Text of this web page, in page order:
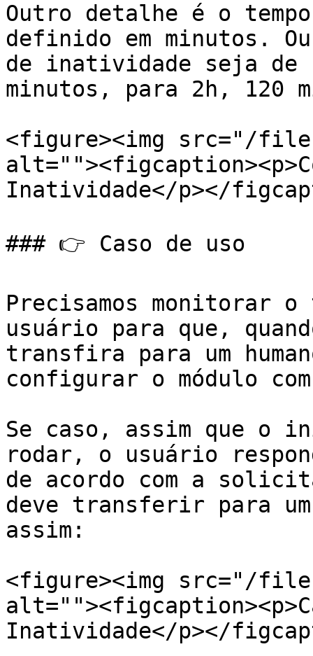
Outro detalhe é o
definido em minutos.
de inatividade seja de
minutos, para 2h, 120
<figure><img src="/files/
Inatividade</p></
### 👉 Caso de uso
Precisamos monitorar
usuário para que,
transfira para um
configurar o módulo
Se caso, assim que o
rodar, o usuário
de acordo com a
deve transferir para
assim:
<figure><img src="/
Inatividade</p></